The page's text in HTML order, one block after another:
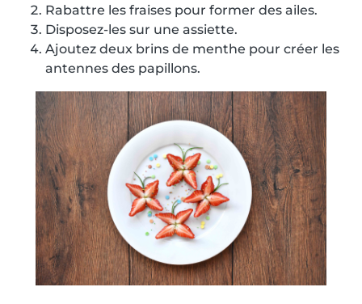
Rabattre les fraises pour former des ailes.
Disposez-les sur une assiette.
Ajoutez deux brins de menthe pour créer les
antennes des papillons.